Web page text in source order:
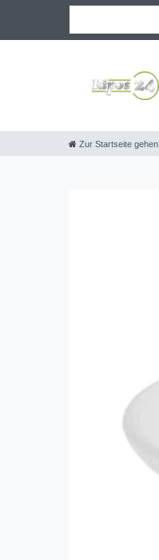
Zur Startseite gehen